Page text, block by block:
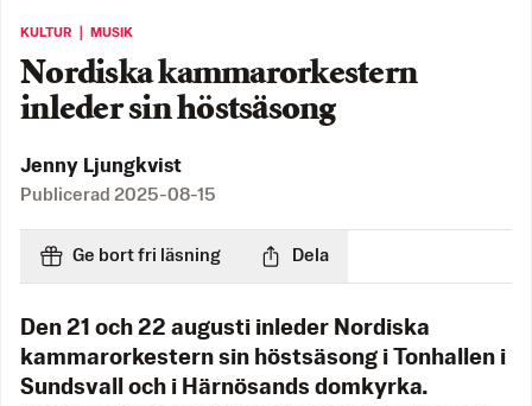
KULTUR ｜ MUSIK
Nordiska kammarorkestern
inleder sin höstsäsong
Jenny Ljungkvist
Publicerad 2025-08-15
Ge bort fri läsning Dela
Den 21 och 22 augusti inleder Nordiska
kammarorkestern sin höstsäsong i Tonhallen i
Sundsvall och i Härnösands domkyrka.